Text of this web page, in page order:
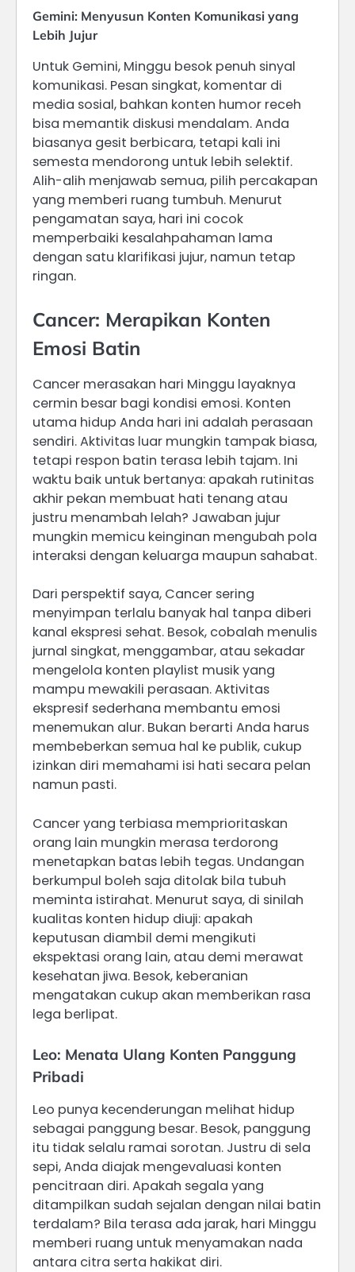
Gemini: Menyusun Konten Komunikasi yang
Lebih Jujur
Untuk Gemini, Minggu besok penuh sinyal
komunikasi. Pesan singkat, komentar di
media sosial, bahkan konten humor receh
bisa memantik diskusi mendalam. Anda
biasanya gesit berbicara, tetapi kali ini
semesta mendorong untuk lebih selektif.
Alih-alih menjawab semua, pilih percakapan
yang memberi ruang tumbuh. Menurut
pengamatan saya, hari ini cocok
memperbaiki kesalahpahaman lama
dengan satu klarifikasi jujur, namun tetap
ringan.
Cancer: Merapikan Konten
Emosi Batin
Cancer merasakan hari Minggu layaknya
cermin besar bagi kondisi emosi. Konten
utama hidup Anda hari ini adalah perasaan
sendiri. Aktivitas luar mungkin tampak biasa,
tetapi respon batin terasa lebih tajam. Ini
waktu baik untuk bertanya: apakah rutinitas
akhir pekan membuat hati tenang atau
justru menambah lelah? Jawaban jujur
mungkin memicu keinginan mengubah pola
interaksi dengan keluarga maupun sahabat.
Dari perspektif saya, Cancer sering
menyimpan terlalu banyak hal tanpa diberi
kanal ekspresi sehat. Besok, cobalah menulis
jurnal singkat, menggambar, atau sekadar
mengelola konten playlist musik yang
mampu mewakili perasaan. Aktivitas
ekspresif sederhana membantu emosi
menemukan alur. Bukan berarti Anda harus
membeberkan semua hal ke publik, cukup
izinkan diri memahami isi hati secara pelan
namun pasti.
Cancer yang terbiasa memprioritaskan
orang lain mungkin merasa terdorong
menetapkan batas lebih tegas. Undangan
berkumpul boleh saja ditolak bila tubuh
meminta istirahat. Menurut saya, di sinilah
kualitas konten hidup diuji: apakah
keputusan diambil demi mengikuti
ekspektasi orang lain, atau demi merawat
kesehatan jiwa. Besok, keberanian
mengatakan cukup akan memberikan rasa
lega berlipat.
Leo: Menata Ulang Konten Panggung
Pribadi
Leo punya kecenderungan melihat hidup
sebagai panggung besar. Besok, panggung
itu tidak selalu ramai sorotan. Justru di sela
sepi, Anda diajak mengevaluasi konten
pencitraan diri. Apakah segala yang
ditampilkan sudah sejalan dengan nilai batin
terdalam? Bila terasa ada jarak, hari Minggu
memberi ruang untuk menyamakan nada
antara citra serta hakikat diri.